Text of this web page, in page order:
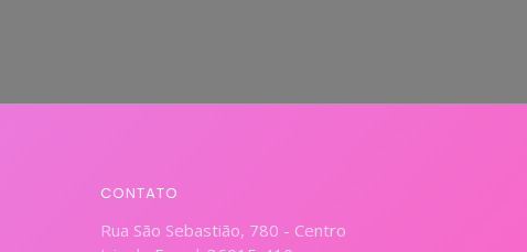
CONTATO
Rua São Sebastião, 780 - Centro